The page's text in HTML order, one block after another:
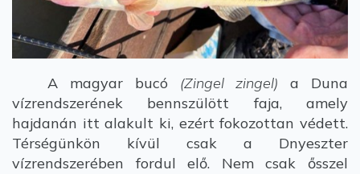
A magyar bucó (Zingel zingel) a Duna
vízrendszerének bennszülött faja, amely
hajdanán itt alakult ki, ezért fokozottan védett.
Térségünkön kívül csak a Dnyeszter
vízrendszerében fordul elő. Nem csak ősszel